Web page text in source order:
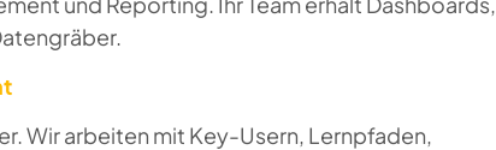
Wir arbeiten mit Key-Usern, Lernpfaden,